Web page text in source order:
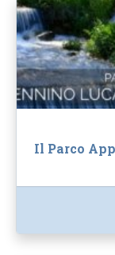
Il Parco